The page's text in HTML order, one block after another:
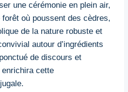
une cérémonie en plein air,
où poussent des cèdres,
de la nature robuste et
autour d’ingrédients
de discours et
enrichira cette